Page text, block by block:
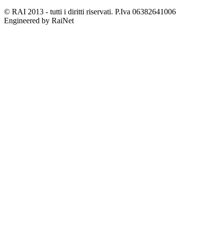
© RAI 2013 - tutti i diritti riservati. P.Iva 06382641006
Engineered by RaiNet